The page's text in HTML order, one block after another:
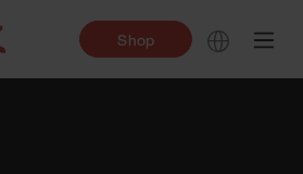
Shop